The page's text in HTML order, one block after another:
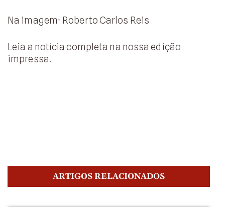
Na imagem- Roberto Carlos Reis
Leia a notícia completa na nossa edição
impressa.
ARTIGOS RELACIONADOS